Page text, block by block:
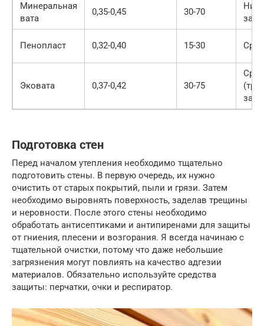
Минеральная
вата
0,35-0,45 30-70
Пенопласт 0,32-0,40 15-30
Эковата 0,37-0,42 30-75
Подготовка стен
Перед началом утепления необходимо тщательно
подготовить стены. В первую очередь, их нужно
очистить от старых покрытий, пыли и грязи. Затем
необходимо выровнять поверхность, заделав трещины
и неровности. После этого стены необходимо
обработать антисептиками и антипиренами для защиты
от гниения, плесени и возгорания. Я всегда начинаю с
тщательной очистки, потому что даже небольшие
загрязнения могут повлиять на качество адгезии
материалов. Обязательно используйте средства
защиты: перчатки, очки и респиратор.